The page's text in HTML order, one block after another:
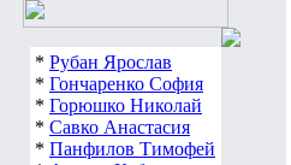
* Рубан Ярослав
* Гончаренко София
* Горюшко Николай
* Савко Анастасия
* Панфилов Тимофей